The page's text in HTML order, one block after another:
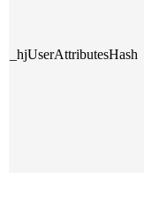
_hjUserAttributesHash